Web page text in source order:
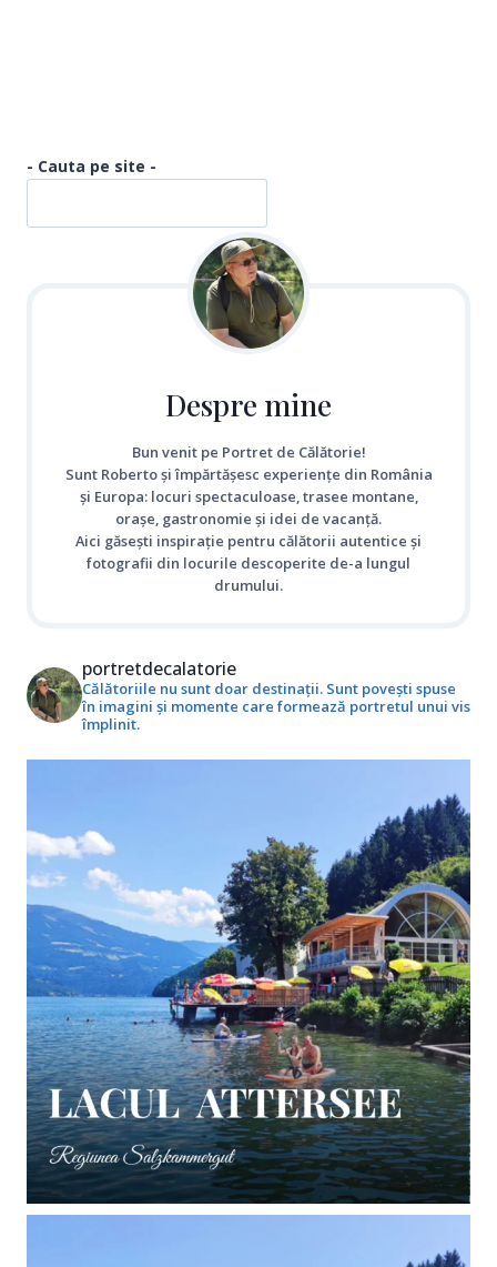
- Cauta pe site -
Despre mine
Bun venit pe Portret de Călătorie!
Sunt Roberto și împărtășesc experiențe din România
și Europa: locuri spectaculoase, trasee montane,
orașe, gastronomie și idei de vacanță.
Aici găsești inspirație pentru călătorii autentice și
fotografii din locurile descoperite de-a lungul
drumului.
portretdecalatorie
Călătoriile nu sunt doar destinații. Sunt povești spuse
în imagini și momente care formează portretul unui vis
împlinit.